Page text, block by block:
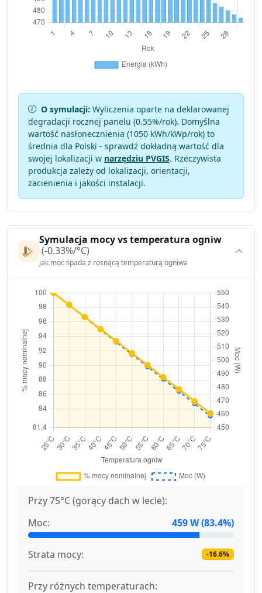
O symulacji: Wyliczenia oparte na deklarowanej
degradacji rocznej panelu (0.55%/rok). Domyślna
wartość nasłonecznienia (1050 kWh/kWp/rok) to
średnia dla Polski - sprawdź dokładną wartość dla
swojej lokalizacji w narzędziu PVGIS. Rzeczywista
produkcja zależy od lokalizacji, orientacji,
zacienienia i jakości instalacji.
Symulacja mocy vs temperatura ogniw
(-0.33%/°C)
jak moc spada z rosnącą temperaturą ogniwa
Przy 75°C (gorący dach w lecie):
Moc:
459 W (83.4%)
Strata mocy: -16.6%
Przy różnych temperaturach: